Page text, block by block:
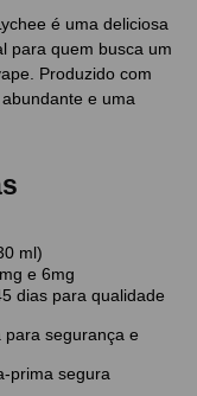
é uma deliciosa
para quem busca um
Produzido com
e uma
ml)
e 6mg
dias para qualidade
para segurança e
prima segura